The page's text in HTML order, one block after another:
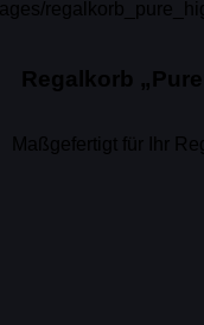
Regalkorb
Maßgefertigt für Ihr